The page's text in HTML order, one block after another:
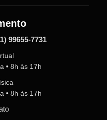
99655-7731
• 8h às 17h
• 8h às 17h